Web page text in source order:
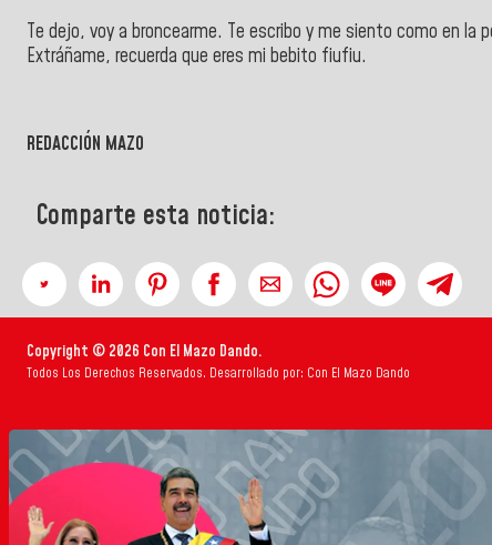
Te dejo, voy a broncearme. Te escribo y me siento como en la
Extráñame, recuerda que eres mi bebito fiufiu.
REDACCIÓN MAZO
Comparte esta noticia:
Copyright © 2026 Con El Mazo Dando.
Todos Los Derechos Reservados. Desarrollado por: Con El Mazo Dando